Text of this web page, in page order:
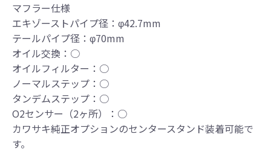
マフラー仕様
エキゾーストパイプ径：φ42.7mm
テールパイプ径：φ70mm
オイル交換：○
オイルフィルター：○
ノーマルステップ：○
タンデムステップ：○
O2センサー（2ヶ所）：○
カワサキ純正オプションのセンタースタンド装着可能で
す。
ーツ走行ならびにレース使用を目的としてお
り公道（※）での使用は出来ません。
●国内で開催される全ての競技に対応するわけ
ではございません。
レースでの使用に際しては、主催者が発行す
る競技規則を確認の上、お客様ご自身の判断
により装着をお願い致します。
●取り付けについては専門の資格と知識・経験
を有した整備士が、指定のサービスマニュア